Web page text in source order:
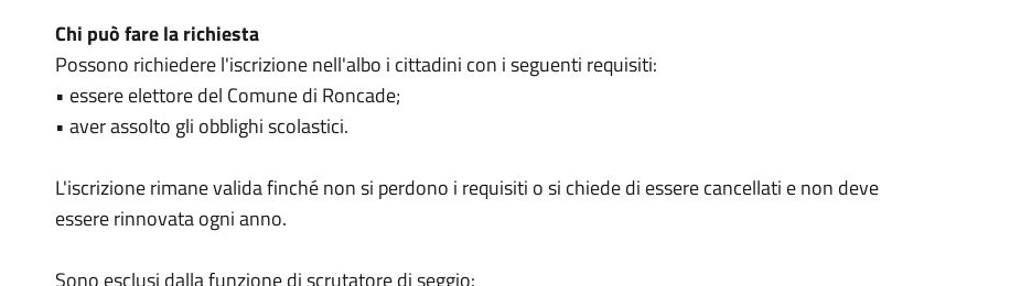
Chi può fare la richiesta
Possono richiedere l'iscrizione nell'albo i cittadini con i seguenti requisiti:
• essere elettore del Comune di Roncade;
• aver assolto gli obblighi scolastici.
L'iscrizione rimane valida finché non si perdono i requisiti o si chiede di essere cancellati e non deve
essere rinnovata ogni anno.
Sono esclusi dalla funzione di scrutatore di seggio: